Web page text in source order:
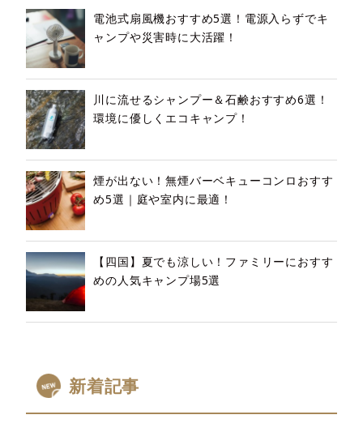
電池式扇風機おすすめ5選！電源入らずでキ
ャンプや災害時に大活躍！
川に流せるシャンプー＆石鹸おすすめ6選！
環境に優しくエコキャンプ！
煙が出ない！無煙バーベキューコンロおすす
め5選｜庭や室内に最適！
【四国】夏でも涼しい！ファミリーにおすす
めの人気キャンプ場5選
新着記事